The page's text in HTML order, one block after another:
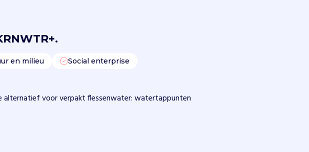
en milieu
Social enterprise
alternatief voor verpakt flessenwater: watertappunten